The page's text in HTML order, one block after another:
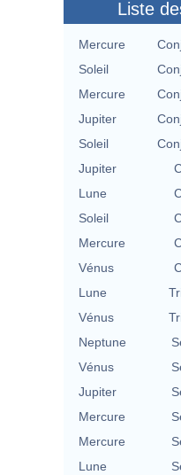
Liste
Mercure
Soleil
Mercure
Jupiter
Soleil
Jupiter
Lune
Soleil
Mercure
Vénus
Lune
Vénus
Neptune
Vénus
Jupiter
Mercure
Mercure
Lune